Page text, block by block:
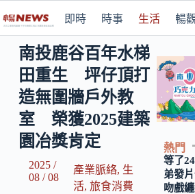
即時 時事 生活 暢
南投鹿谷百年水梯
田重生 坪仔頂打
造無圍牆戶外教
室 榮獲2025建築
園冶獎肯定
2025 /
08 / 08
產業脈絡, 生
活,旅食消費
熱門
等了
弟發
吻戲